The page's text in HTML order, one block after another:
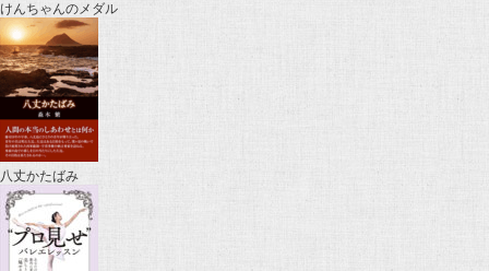
けんちゃんのメダル
八丈かたばみ